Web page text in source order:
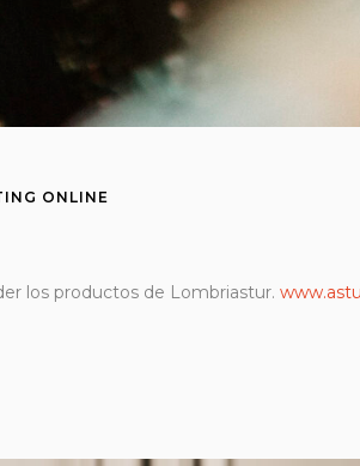
ONLINE
los productos de Lombriastur.